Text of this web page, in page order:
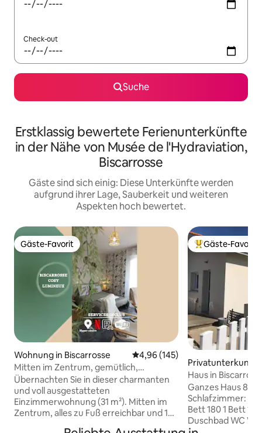
Check-out
Suche
Erstklassig bewertete Ferienunterkünfte
in der Nähe von Musée de l'Hydraviation,
Biscarrosse
Gäste sind sich einig: Diese Unterkünfte werden
aufgrund ihrer Lage, Sauberkeit und weiteren
Aspekten hoch bewertet.
Gäste-Favorit
Gäste-Favorit
Wohnung in Biscarrosse Durchschnittliche Bewertung:
4,96 (145)
Mitten im Zentrum, gemütlich,
Privatparkplatz, WLAN, Anreise rund um
die Uhr.
Übernachten Sie in dieser charmanten
und voll ausgestatteten
Einzimmerwohnung (31 m²). Mitten im
Zentrum, alles zu Fuß erreichbar und 10
Beliebter Gäste-
Gäste-Favorit
Privatunterkunft
sse
Haus in
des Waldes
Ganzes Haus
Schlafzimmer: 1
Bett 180 1 Bett
Duschbad WC